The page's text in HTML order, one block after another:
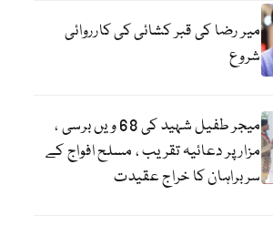
میر رضا کی قبر کشائی کی کارروائی
شروع
میجر طفیل شہید کی 68 ویں برسی ،
مزار پر دعائیہ تقریب ، مسلح افواج کے
سربراہان کا خراج عقیدت